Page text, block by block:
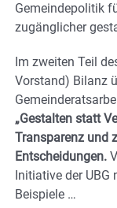
Gemeindepolitik
zugänglicher
Im zweiten Teil
Vorstand) Bilanz
„Gestalten statt
Transparenz und
Entscheidungen.
Initiative der
Beispiele …